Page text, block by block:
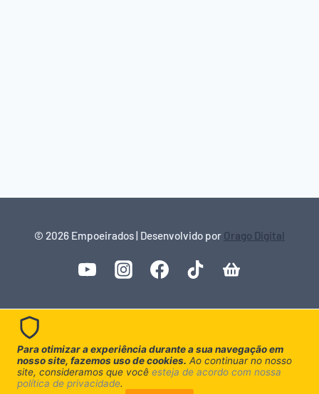
© 2026 Empoeirados | Desenvolvido por Orago Digital
Para otimizar a experiência durante a sua navegação em
nosso site, fazemos uso de cookies. Ao continuar no nosso
site, consideramos que você esteja de acordo com nossa
política de privacidade.